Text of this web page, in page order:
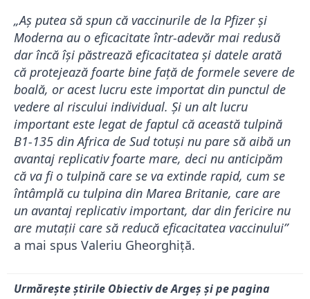
„Aş putea să spun că vaccinurile de la Pfizer şi
Moderna au o eficacitate într-adevăr mai redusă
dar încă îşi păstrează eficacitatea şi datele arată
că protejează foarte bine faţă de formele severe de
boală, or acest lucru este importat din punctul de
vedere al riscului individual. Şi un alt lucru
important este legat de faptul că această tulpină
B1-135 din Africa de Sud totuşi nu pare să aibă un
avantaj replicativ foarte mare, deci nu anticipăm
că va fi o tulpină care se va extinde rapid, cum se
întâmplă cu tulpina din Marea Britanie, care are
un avantaj replicativ important, dar din fericire nu
are mutaţii care să reducă eficacitatea vaccinului”
a mai spus Valeriu Gheorghiță.
Urmărește știrile Obiectiv de Argeș și pe pagina